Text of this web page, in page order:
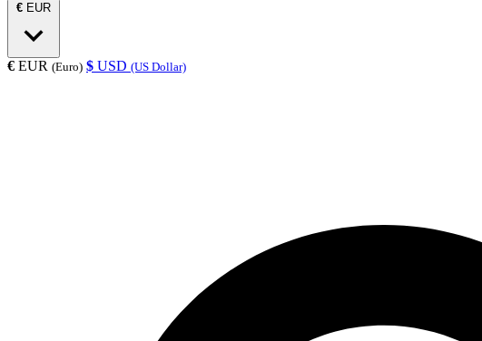
€ EUR
€ EUR (Euro) $ USD (US Dollar)